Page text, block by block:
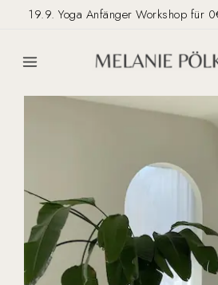
19.9. Yoga Anfänger Workshop für